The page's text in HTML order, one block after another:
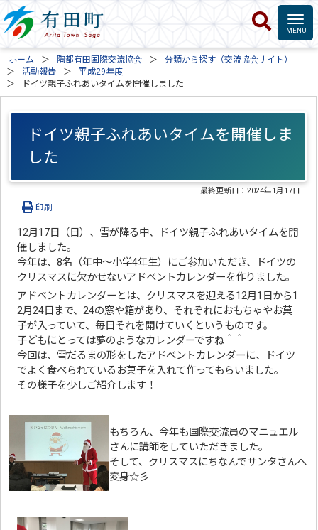
ホーム 陶都有田国際交流協会
分類から探す（交流協会サイト）
活動報告
平成29年度
ドイツ親子ふれあいタイムを開催しました
ドイツ親子ふれあいタイムを開催しま
した
最終更新日：2024年1月17日
印刷
12月17日（日）、雪が降る中、ドイツ親子ふれあいタイムを開
催しました。
今年は、8名（年中～小学4年生）にご参加いただき、ドイツの
クリスマスに欠かせないアドベントカレンダーを作りました。
アドベントカレンダーとは、クリスマスを迎える12月1日から1
2月24日まで、24の窓や箱があり、それぞれにおもちゃやお菓
子が入っていて、毎日それを開けていくというものです。
子どもにとっては夢のようなカレンダーですね＾＾
今回は、雪だるまの形をしたアドベントカレンダーに、ドイツ
でよく食べられているお菓子を入れて作ってもらいました。
その様子を少しご紹介します！
もちろん、今年も国際交流員のマニュエル
さんに講師をしていただきました。
そして、クリスマスにちなんでサンタさんへ
変身☆彡